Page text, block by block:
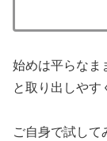
始めは平らなま
と取り出しやす
ご自身で試して